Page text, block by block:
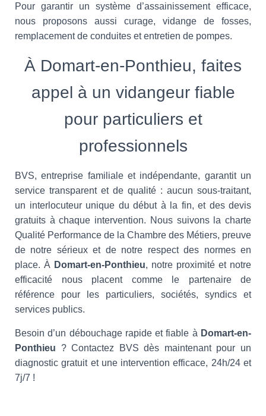
Pour garantir un système d’assainissement efficace,
nous proposons aussi curage, vidange de fosses,
remplacement de conduites et entretien de pompes.
À Domart-en-Ponthieu, faites
appel à un vidangeur fiable
pour particuliers et
professionnels
BVS, entreprise familiale et indépendante, garantit un
service transparent et de qualité : aucun sous-traitant,
un interlocuteur unique du début à la fin, et des devis
gratuits à chaque intervention. Nous suivons la charte
Qualité Performance de la Chambre des Métiers, preuve
de notre sérieux et de notre respect des normes en
place. À Domart-en-Ponthieu, notre proximité et notre
efficacité nous placent comme le partenaire de
référence pour les particuliers, sociétés, syndics et
services publics.
Besoin d’un débouchage rapide et fiable à Domart-en-
Ponthieu ? Contactez BVS dès maintenant pour un
diagnostic gratuit et une intervention efficace, 24h/24 et
7j/7 !